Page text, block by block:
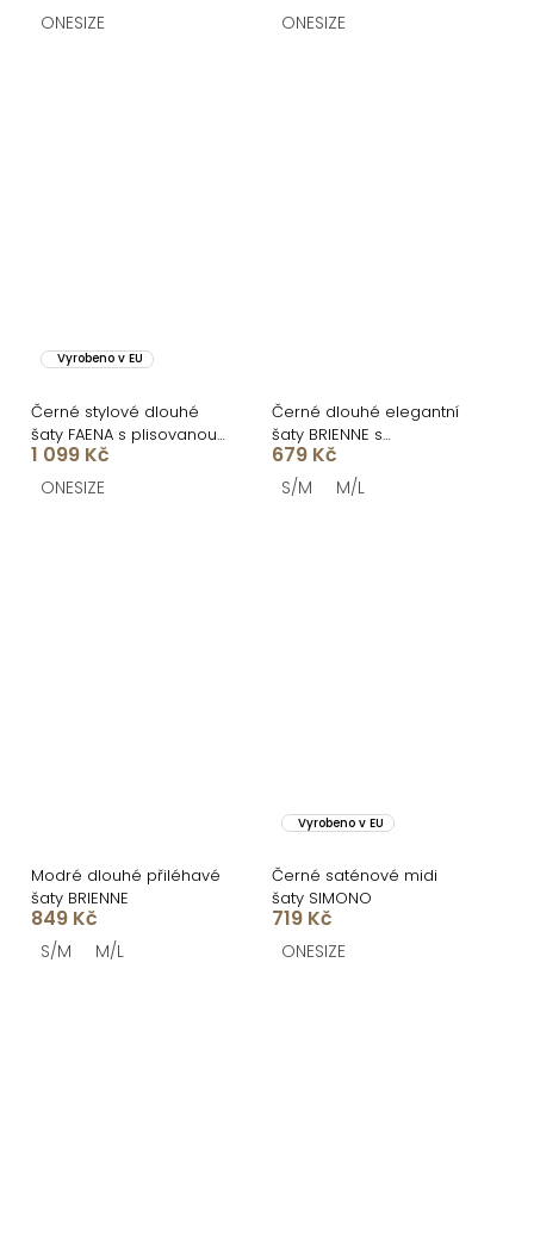
ONESIZE ONESIZE
Vyrobeno v EU
Černé stylové dlouhé
šaty FAENA s plisovanou
sukní
1 099 Kč
ONESIZE
Černé dlouhé elegantní
šaty BRIENNE s
rozparkem
679 Kč
S/M M/L
Modré dlouhé přiléhavé
šaty BRIENNE
849 Kč
S/M M/L
Vyrobeno v EU
Černé saténové midi
šaty SIMONO
719 Kč
ONESIZE